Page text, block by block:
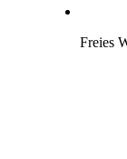
Freies